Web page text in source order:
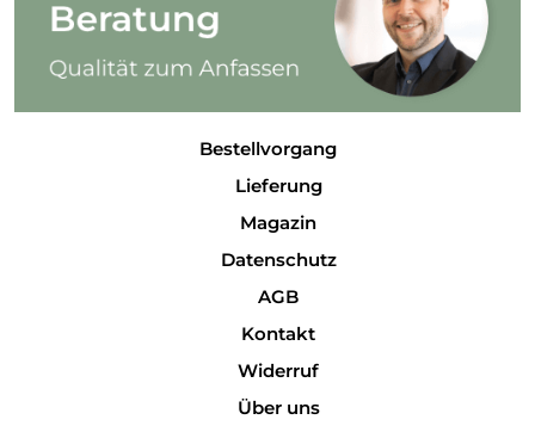
Bestellvorgang
Lieferung
Magazin
Datenschutz
AGB
Kontakt
Widerruf
Über uns